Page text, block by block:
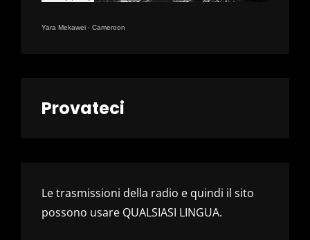
Yara Mekawei · Cameroon
Provateci
Le trasmissioni della radio e quindi il sito
possono usare QUALSIASI LINGUA.